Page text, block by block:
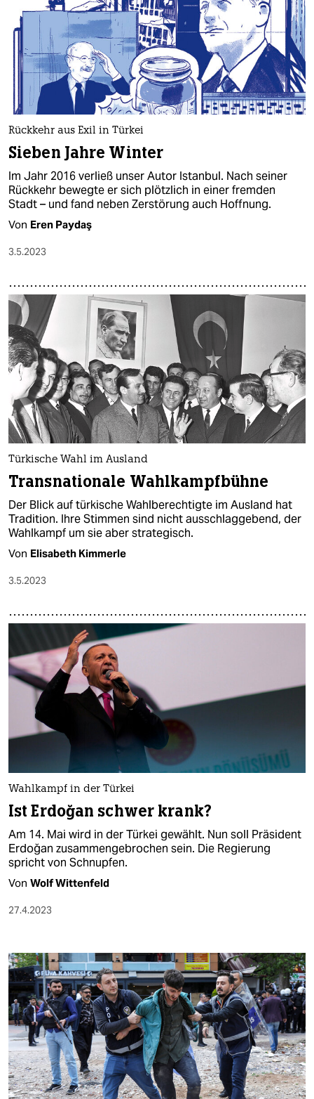
Rückkehr aus Exil in Türkei
Sieben Jahre Winter
Im Jahr 2016 verließ unser Autor Istanbul. Nach seiner
Rückkehr bewegte er sich plötzlich in einer fremden
Stadt – und fand neben Zerstörung auch Hoffnung.
Von Eren Paydaş
3.5.2023
Türkische Wahl im Ausland
Transnationale Wahlkampfbühne
Der Blick auf türkische Wahlberechtigte im Ausland hat
Tradition. Ihre Stimmen sind nicht ausschlaggebend, der
Wahlkampf um sie aber strategisch.
Von Elisabeth Kimmerle
3.5.2023
Wahlkampf in der Türkei
Ist Erdoğan schwer krank?
Am 14. Mai wird in der Türkei gewählt. Nun soll Präsident
Erdoğan zusammengebrochen sein. Die Regierung
spricht von Schnupfen.
Von Wolf Wittenfeld
27.4.2023